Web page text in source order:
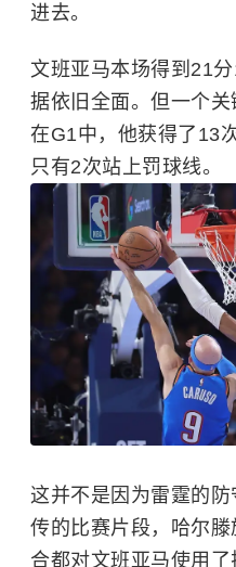
进去。
文班亚马本场得到21
据依旧全面。但一个关
在G1中，他获得了13
只有2次站上罚球线。
这并不是因为雷霆的
传的比赛片段，哈尔
合都对文班亚马使用